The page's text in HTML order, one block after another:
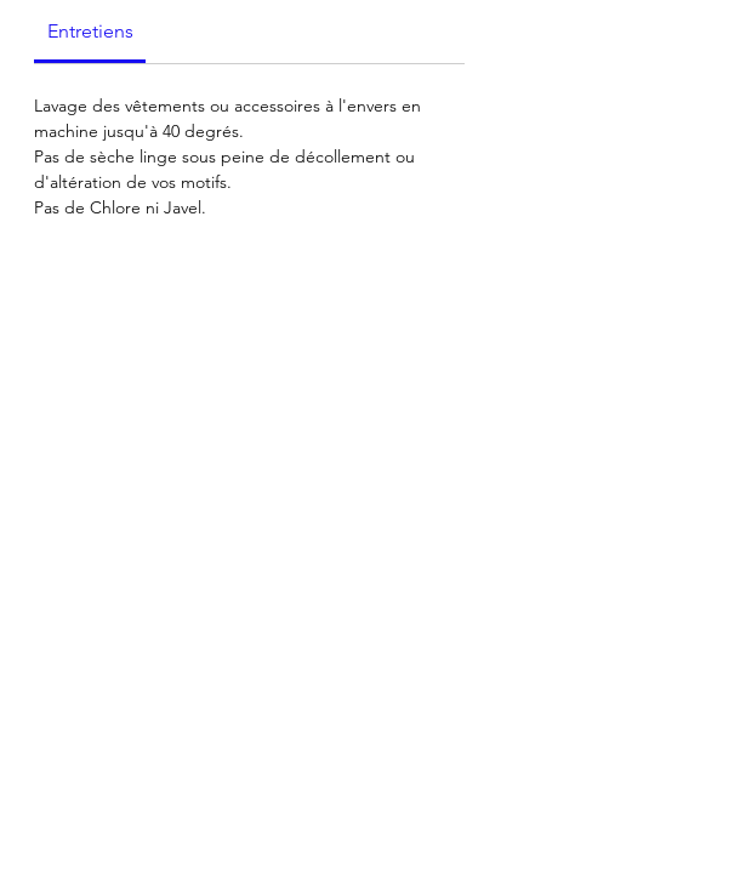
Entretiens
Lavage des vêtements ou accessoires à l'envers en
machine jusqu'à 40 degrés.
Pas de sèche linge sous peine de décollement ou
d'altération de vos motifs.
Pas de Chlore ni Javel.